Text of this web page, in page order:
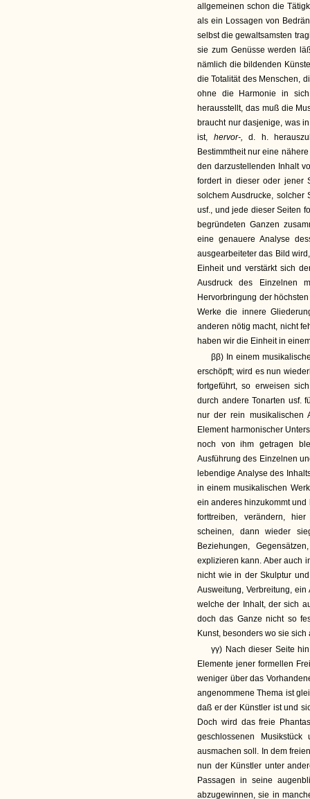
allgemeinen schon die
als ein Lossagen von
selbst die gewaltsamsten
sie zum Genüsse werden
nämlich die bildenden
die Totalität des Menschen,
ohne die Harmonie in
herausstellt, das muß die
braucht nur dasjenige, was
ist, hervor-,d. h.
Bestimmtheit nur eine
den darzustellenden Inhalt
fordert in dieser oder jener
solchem Ausdrucke, solcher
usf., und jede dieser Seiten
begründeten Ganzen
eine genauere Analyse
ausgearbeiteter das Bild
Einheit und verstärkt sich
Ausdruck des Einzelnen
Hervorbringung der
Werke die innere
anderen nötig macht, nicht
haben wir die Einheit in
ββ) In einem
erschöpft; wird es nun
fortgeführt, so erweisen
durch andere Tonarten usf.
nur der rein musikalischen
Element harmonischer
noch von ihm getragen
Ausführung des Einzelnen
lebendige Analyse des
in einem musikalischen
ein anderes hinzukommt
forttreiben, verändern,
scheinen, dann wieder
Beziehungen,
explizieren kann. Aber auch
nicht wie in der Skulptur
Ausweitung, Verbreitung,
welche der Inhalt, der sich
doch das Ganze nicht so
Kunst, besonders wo sie
γγ) Nach dieser Seite
Elemente jener formellen
weniger über das
angenommene Thema ist
daß er der Künstler ist und
Doch wird das freie
geschlossenen
ausmachen soll. In dem
nun der Künstler unter
Passagen in seine
abzugewinnen, sie in